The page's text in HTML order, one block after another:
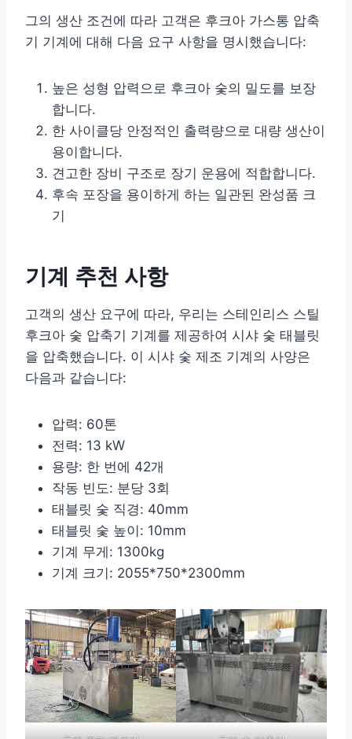
그의 생산 조건에 따라 고객은 후크아 가스통 압축
기 기계에 대해 다음 요구 사항을 명시했습니다:
높은 성형 압력으로 후크아 숯의 밀도를 보장
합니다.
한 사이클당 안정적인 출력량으로 대량 생산이
용이합니다.
견고한 장비 구조로 장기 운용에 적합합니다.
후속 포장을 용이하게 하는 일관된 완성품 크
기
기계 추천 사항
고객의 생산 요구에 따라, 우리는 스테인리스 스틸
후크아 숯 압축기 기계를 제공하여 시샤 숯 태블릿
을 압축했습니다. 이 시샤 숯 제조 기계의 사양은
다음과 같습니다:
압력: 60톤
전력: 13 kW
용량: 한 번에 42개
작동 빈도: 분당 3회
태블릿 숯 직경: 40mm
태블릿 숯 높이: 10mm
기계 무게: 1300kg
기계 크기: 2055*750*2300mm